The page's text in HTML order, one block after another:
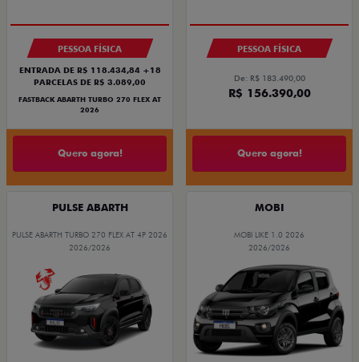
PESSOA FÍSICA
ENTRADA DE R$ 118.434,84 +18
PARCELAS DE R$ 3.089,00
FASTBACK ABARTH TURBO 270 FLEX AT
2026
Quero agora!
PESSOA FÍSICA
De: R$ 183.490,00
R$ 156.390,00
Quero agora!
PULSE ABARTH
PULSE ABARTH TURBO 270 FLEX AT 4P 2026
2026/2026
MOBI
MOBI LIKE 1.0 2026
2026/2026